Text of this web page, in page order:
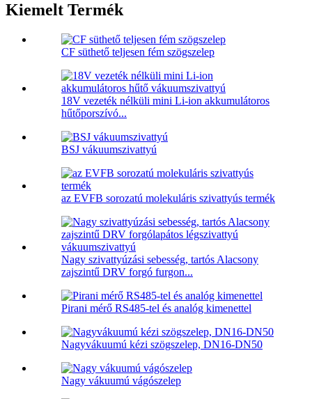
Kiemelt Termék
CF süthető teljesen fém szögszelep
18V vezeték nélküli mini Li-ion akkumulátoros
hűtőporszívó...
BSJ vákuumszivattyú
az EVFB sorozatú molekuláris szivattyús termék
Nagy szivattyúzási sebesség, tartós Alacsony
zajszintű DRV forgó furgon...
Pirani mérő RS485-tel és analóg kimenettel
Nagyvákuumú kézi szögszelep, DN16-DN50
Nagy vákuumú vágószelep